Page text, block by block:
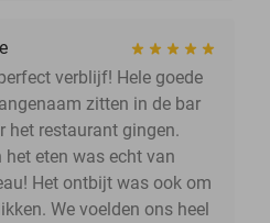
verblijf! Hele goede
zitten in de bar
het restaurant gingen.
het eten was echt van
Het ontbijt was ook om
We voelden ons heel